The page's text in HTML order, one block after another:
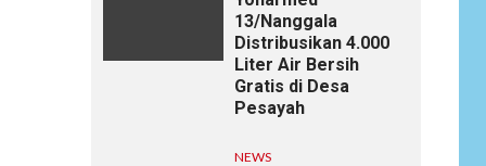
13/Nanggala
Distribusikan 4.000
Liter Air Bersih
Gratis di Desa
Pesayah
NEWS